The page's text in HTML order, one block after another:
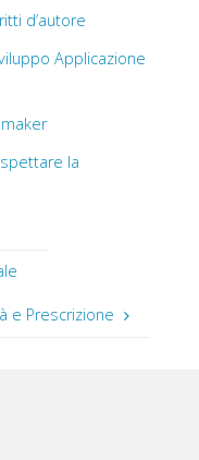
d’autore
Applicazione
la
e Prescrizione